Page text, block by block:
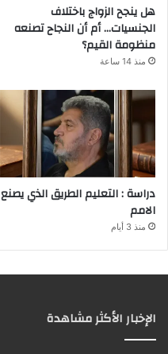
هل ينجح الزواج باختلاف
الجنسيات… أم أن النجاح تصنعه
منظومة القيم؟
منذ 14 ساعة
دراسة : التعليم الطريق الذي يصنع
الامم
منذ 3 أيام
الإخبار الأكثر مشاهدة